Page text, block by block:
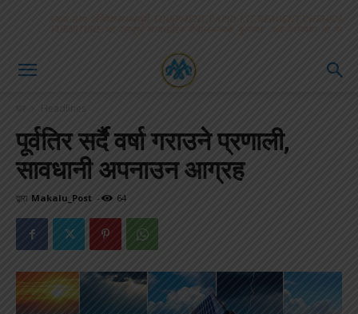
घर Headlines
पूर्वतिर सर्दै वर्षा गराउने प्रणाली,
सावधानी अपनाउन आग्रह
द्वारा Makalu_Post - 64